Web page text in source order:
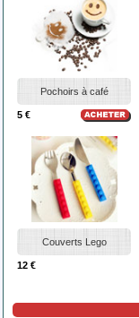
Pochoirs à café
5 €
Couverts Lego
12 €